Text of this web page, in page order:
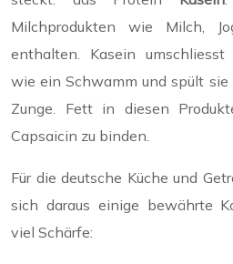
Milchprodukten wie Milch,
enthalten. Kasein umschliesst
wie ein Schwamm und spült
Zunge. Fett in diesen
Capsaicin zu binden.
Für die deutsche Küche und
sich daraus einige bewährte
viel Schärfe: